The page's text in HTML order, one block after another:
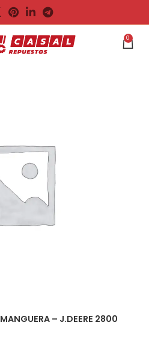
0
MANGUERA – J.DEERE 2800